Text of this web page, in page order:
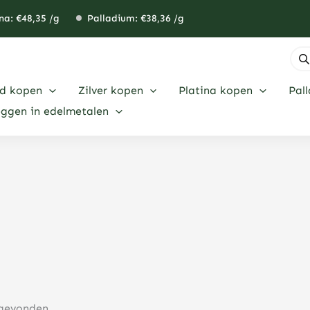
€48,35 /g Palladium: €38,36 /g
kopen Zilver kopen Platina kopen
in edelmetalen